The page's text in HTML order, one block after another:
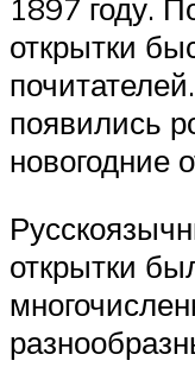
1897 году.
открытки
появились
новогодние
открытки